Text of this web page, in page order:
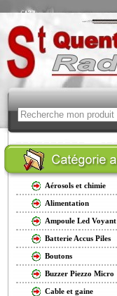
Aérosols et chimie
Alimentation
Ampoule Led Voyant
Batterie Accus Piles
Boutons
Buzzer Piezzo Micro
Cable et gaine